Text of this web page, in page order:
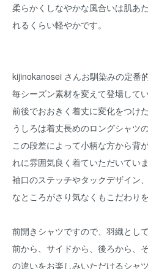
柔らかくしなやかな風合いは肌あ
れるくらい軽やかです。
kijinokanosei さんお馴染みの定番的
毎シーズン素材を変えて登場してい
前後でおおきく着丈に変化をつけ
うしろは着丈長めのロングシャツ
この段差によって小柄な方から背
れに雰囲気良く着ていただいていま
袖口のステッチやタックデザイン
なところがさり気なくもこだわり
前開きシャツですので、羽織とし
前から、サイドから、後ろから、
の違いをお楽しみいただけるシャツ